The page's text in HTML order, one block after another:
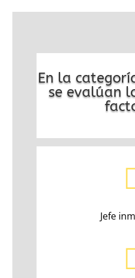
En la
se evalúan
Jefe